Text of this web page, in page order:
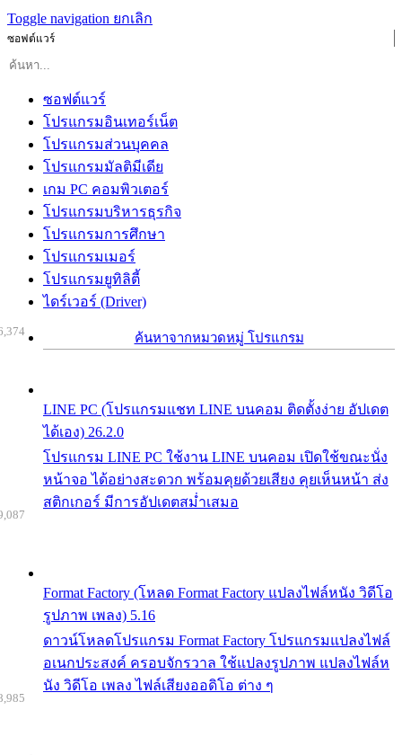
Toggle navigation ยกเลิก
ซอฟต์แวร์
ซอฟต์แวร์
โปรแกรมอินเทอร์เน็ต
โปรแกรมส่วนบุคคล
โปรแกรมมัลติมีเดีย
เกม PC คอมพิวเตอร์
โปรแกรมบริหารธุรกิจ
โปรแกรมการศึกษา
โปรแกรมเมอร์
โปรแกรมยูทิลิตี้
ไดร์เวอร์ (Driver)
ค้นหาจากหมวดหมู่ โปรแกรม
LINE PC (โปรแกรมแชท LINE บนคอม ติดตั้งง่าย อัปเดต
ได้เอง) 26.2.0
โปรแกรม LINE PC ใช้งาน LINE บนคอม เปิดใช้ขณะนั่ง
หน้าจอ ได้อย่างสะดวก พร้อมคุยด้วยเสียง คุยเห็นหน้า ส่ง
สติกเกอร์ มีการอัปเดตสม่ำเสมอ
Format Factory (โหลด Format Factory แปลงไฟล์หนัง วิดีโอ
รูปภาพ เพลง) 5.16
ดาวน์โหลดโปรแกรม Format Factory โปรแกรมแปลงไฟล์
อเนกประสงค์ ครอบจักรวาล ใช้แปลงรูปภาพ แปลงไฟล์ห
นัง วิดีโอ เพลง ไฟล์เสียงออดิโอ ต่าง ๆ